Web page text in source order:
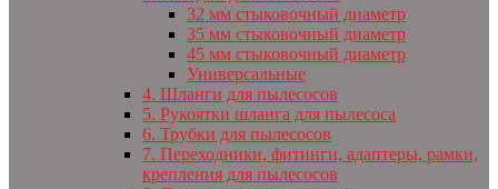
32 мм стыковочный диаметр
35 мм стыковочный диаметр
45 мм стыковочный диаметр
Универсальные
4. Шланги для пылесосов
5. Рукоятки шланга для пылесоса
6. Трубки для пылесосов
7. Переходники, фитинги, адаптеры, рамки,
крепления для пылесосов